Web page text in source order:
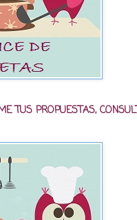
TUS PROPUESTAS,